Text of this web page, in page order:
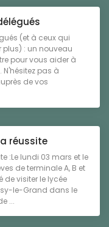
(et à ceux qui
: un nouveau
pour vous aider à
N'hésitez pas à
de vos
réussite
:Le lundi 03 mars et le
de terminale A, B et
de visiter le lycée
le-Grand dans le
...